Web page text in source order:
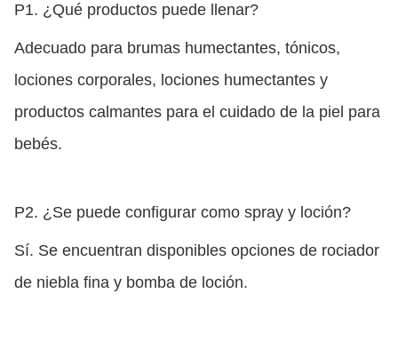
P1. ¿Qué productos puede llenar?
Adecuado para brumas humectantes, tónicos,
lociones corporales, lociones humectantes y
productos calmantes para el cuidado de la piel para
bebés.
P2. ¿Se puede configurar como spray y loción?
Sí. Se encuentran disponibles opciones de rociador
de niebla fina y bomba de loción.